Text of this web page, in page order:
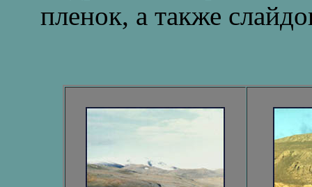
пленок, а также